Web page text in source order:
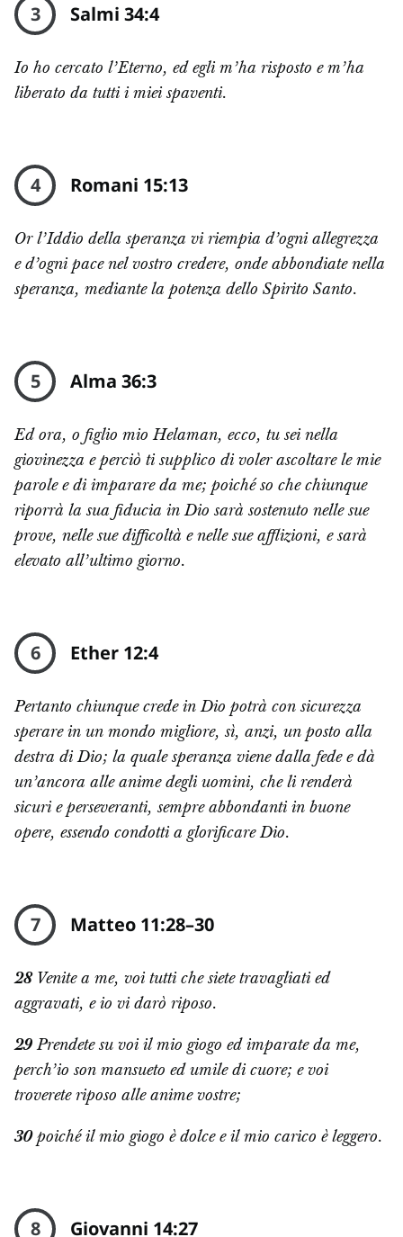
3 Salmi 34:4
Io ho cercato l’Eterno, ed egli m’ha risposto e m’ha
liberato da tutti i miei spaventi.
4 Romani 15:13
Or l’Iddio della speranza vi riempia d’ogni allegrezza
e d’ogni pace nel vostro credere, onde abbondiate nella
speranza, mediante la potenza dello Spirito Santo.
5 Alma 36:3
Ed ora, o figlio mio Helaman, ecco, tu sei nella
giovinezza e perciò ti supplico di voler ascoltare le mie
parole e di imparare da me; poiché so che chiunque
riporrà la sua fiducia in Dio sarà sostenuto nelle sue
prove, nelle sue difficoltà e nelle sue afflizioni, e sarà
elevato all’ultimo giorno.
6 Ether 12:4
Pertanto chiunque crede in Dio potrà con sicurezza
sperare in un mondo migliore, sì, anzi, un posto alla
destra di Dio; la quale speranza viene dalla fede e dà
un’ancora alle anime degli uomini, che li renderà
sicuri e perseveranti, sempre abbondanti in buone
opere, essendo condotti a glorificare Dio.
7 Matteo 11:28–30
28Venite a me, voi tutti che siete travagliati ed
aggravati, e io vi darò riposo.
29 Prendete su voi il mio giogo ed imparate da me,
perch’io son mansueto ed umile di cuore; e voi
troverete riposo alle anime vostre;
30poiché il mio giogo è dolce e il mio carico è leggero.
8 Giovanni 14:27